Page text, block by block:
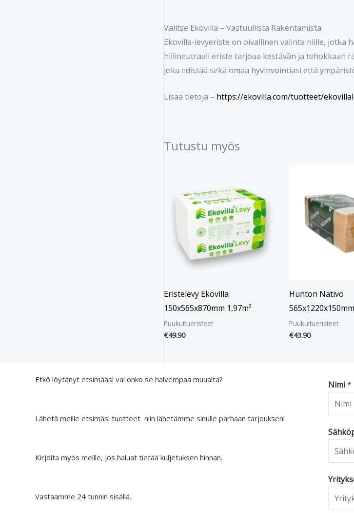
Valitse Ekovilla – Vastuullista Rakentamista:
Ekovilla-levyeriste on oivallinen valinta niille, jotka
hiilineutraali eriste tarjoaa kestävän ja tehokkaan
joka edistää sekä omaa hyvinvointiasi että
Lisää tietoja – https://ekovilla.com/tuotteet/
Tutustu myös
Eristelevy Ekovilla
150x565x870mm 1,97m²
Puukuitueristeet
€49.90
Hunton Nativo
Puukuitueristeet
€43.90
Etkö löytänyt etsimääsi vai onko se halvempaa muualta?
Lähetä meille etsimäsi tuotteet niin lähetämme sinulle parhaan tarjouksen!
Kirjoita myös meille, jos haluat tietää kuljetuksen hinnan.
Vastaamme 24 tunnin sisällä.
Nimi*